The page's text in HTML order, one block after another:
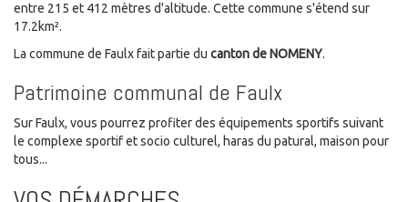
entre 215 et 412 mètres d'altitude. Cette commune s'étend sur
17.2km².
La commune de Faulx fait partie du canton de NOMENY.
Patrimoine communal de Faulx
Sur Faulx, vous pourrez profiter des équipements sportifs suivant
le complexe sportif et socio culturel, haras du patural, maison pour
tous...